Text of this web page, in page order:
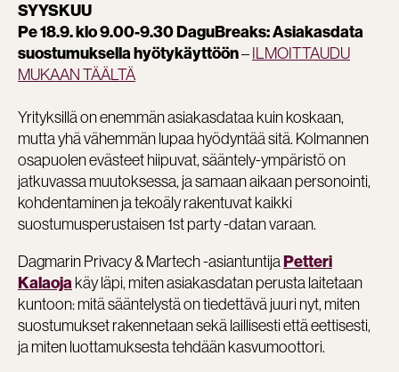
SYYSKUU
Pe 18.9. klo 9.00-9.30 DaguBreaks: Asiakasdata
suostumuksella hyötykäyttöön–ILMOITTAUDU
MUKAAN TÄÄLTÄ
Yrityksillä on enemmän asiakasdataa kuin koskaan,
mutta yhä vähemmän lupaa hyödyntää sitä. Kolmannen
osapuolen evästeet hiipuvat, sääntely-ympäristö on
jatkuvassa muutoksessa, ja samaan aikaan personointi,
kohdentaminen ja tekoäly rakentuvat kaikki
suostumusperustaisen 1st party -datan varaan.
Dagmarin Privacy & Martech -asiantuntijaPetteri
Kalaojakäy läpi, miten asiakasdatan perusta laitetaan
kuntoon: mitä sääntelystä on tiedettävä juuri nyt, miten
suostumukset rakennetaan sekä laillisesti että eettisesti,
ja miten luottamuksesta tehdään kasvumoottori.